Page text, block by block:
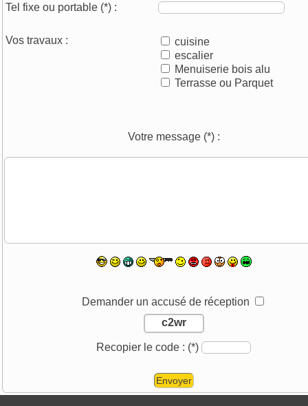
Tel fixe ou portable (*) :
Vos travaux :
cuisine
escalier
Menuiserie bois alu
Terrasse ou Parquet
Votre message (*):
Demander un accusé de réception
c2wr
Recopier le code : (*)
Envoyer